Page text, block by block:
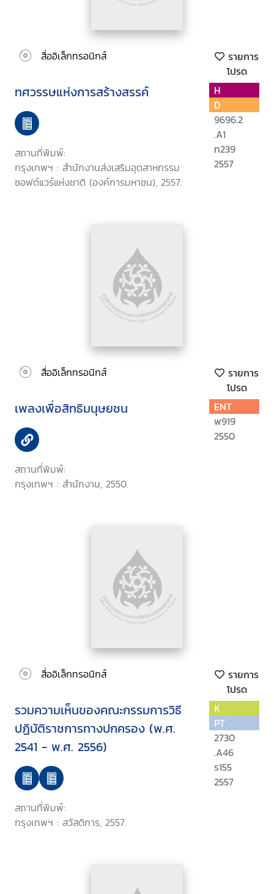
สื่ออิเล็กทรอนิกส์
รายการ
โปรด
ทศวรรษแห่งการสร้างสรรค์
สถานที่พิมพ์:
กรุงเทพฯ : สำนักงานส่งเสริมอุตสาหกรรม
ซอฟต์แวร์แห่งชาติ (องค์การมหาชน), 2557.
H
D
9696.2
.A1
ท239
2557
สื่ออิเล็กทรอนิกส์
รายการ
โปรด
เพลงเพื่อสิทธิมนุษยชน
สถานที่พิมพ์:
กรุงเทพฯ : สำนักงาน, 2550.
ENT
พ919
2550
สื่ออิเล็กทรอนิกส์
รายการ
โปรด
รวมความเห็นของคณะกรรมการวิธี
ปฏิบัติราชการทางปกครอง (พ.ศ.
2541 - พ.ศ. 2556)
สถานที่พิมพ์:
กรุงเทพฯ : สวัสดิการ, 2557.
K
PT
2730
.A46
ร155
2557